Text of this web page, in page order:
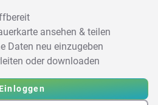
ansehen & teilen
Daten neu einzugeben
oder downloaden